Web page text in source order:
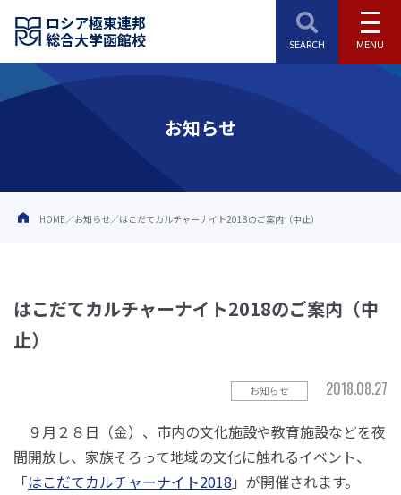
ロシア極東連邦
総合大学函館校
お知らせ
HOME お知らせ はこだてカルチャーナイト2018のご案内（中止）
はこだてカルチャーナイト2018のご案内（中
止）
お知らせ
2018.08.27
９月２８日（金）、市内の文化施設や教育施設などを夜
間開放し、家族そろって地域の文化に触れるイベント、
「はこだてカルチャーナイト2018 」が開催されます。